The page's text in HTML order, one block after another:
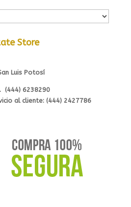
Store
Luis Potosí
(444) 6238290
al cliente: (444) 2427786